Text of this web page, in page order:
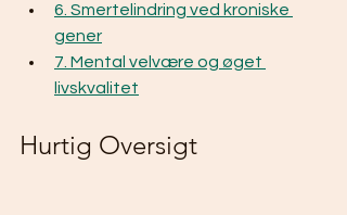
6. Smertelindring ved kroniske
gener
7. Mental velvære og øget
livskvalitet
Hurtig Oversigt